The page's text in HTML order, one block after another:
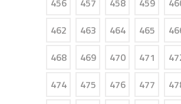
456 457 458 459
462
463 464 465
468
469 470 471
474
475 476 477